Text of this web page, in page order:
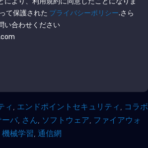
て保護された プライバシーポリシー.さら
い合わせください
ィ, エンドポイントセキュリティ , コラボ
ーバ, さん, ソフトウェア, ファイアウォ
機械学習,通信網